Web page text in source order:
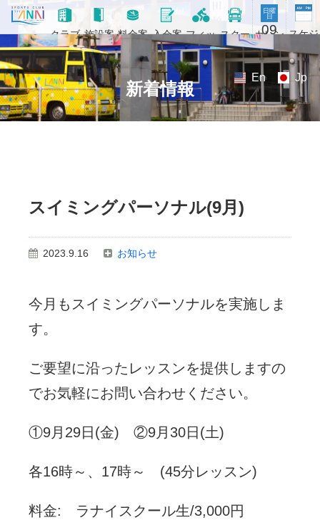
En Jp
クラブ
概要
施設案
内
料金案 入会案
内
フィッ
トネス
スクー
ル
日曜
日
09
カレン
ダー
スケジ
ュール
新着情報
スイミングパーソナル(9月)
2023.9.16 お知らせ
今月もスイミングパーソナルを実施しま
す。
ご要望に沿ったレッスンを提供しますの
でお気軽にお問い合わせください。
①9月29日(金) ②9月30日(土)
各16時～、17時～ (45分レッスン)
料金: ラナイスクール生/3,000円